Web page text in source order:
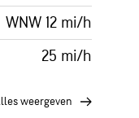
WNW 12 mi/h
25 mi/h
alles weergeven